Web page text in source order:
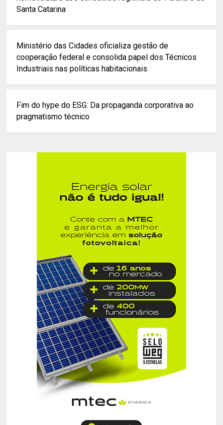
Santa Catarina
Ministério das Cidades oficializa gestão de
cooperação federal e consolida papel dos Técnicos
Industriais nas políticas habitacionais
Fim do hype do ESG: Da propaganda corporativa ao
pragmatismo técnico